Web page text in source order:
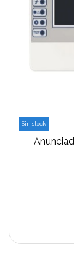
Sin stock